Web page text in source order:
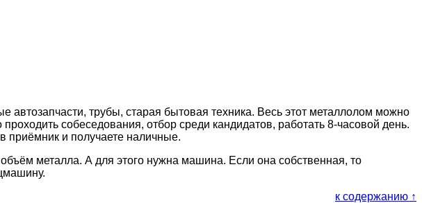
трубы, старая бытовая техника. Весь этот металлолом можно
собеседования, отбор среди кандидатов, работать 8-часовой день.
приёмник и получаете наличные.
металла. А для этого нужна машина. Если она собственная, то
к содержанию ↑